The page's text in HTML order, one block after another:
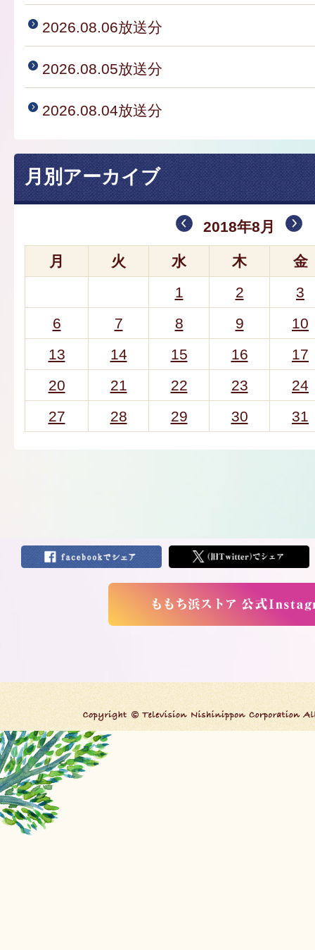
2026.08.06放送分
2026.08.05放送分
2026.08.04放送分
月別アーカイブ
2018年8月
月 火 水 木
金
1
2
3
6
7 8 9
10
13
14 15 16
17
20
21 22 23
24
27
28 29 30 31